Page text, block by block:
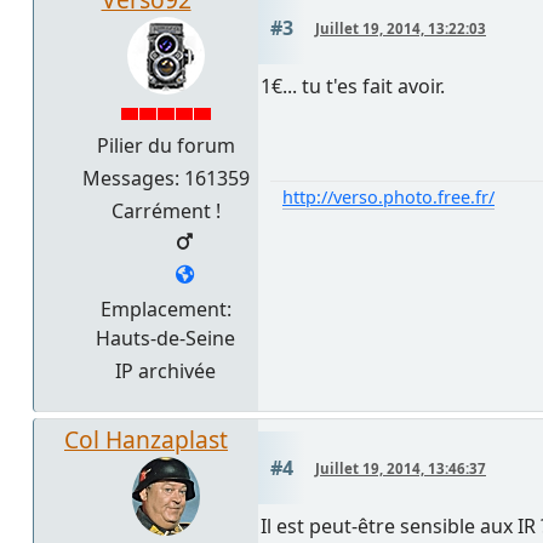
Pilier du forum
Messages: 161359
Carrément !
Emplacement:
Hauts-de-Seine
IP archivée
#3 Juillet 19, 2014, 13:22:03
1€... tu t'es fait avoir.
http://verso.photo.free.fr/
Col Hanzaplast
#4 Juillet 19, 2014, 13:46:37
Il est peut-être sensible aux IR